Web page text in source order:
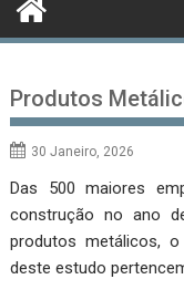
Produtos
30 Janeiro, 2026
Das 500 maiores
construção no ano
produtos metálicos,
deste estudo